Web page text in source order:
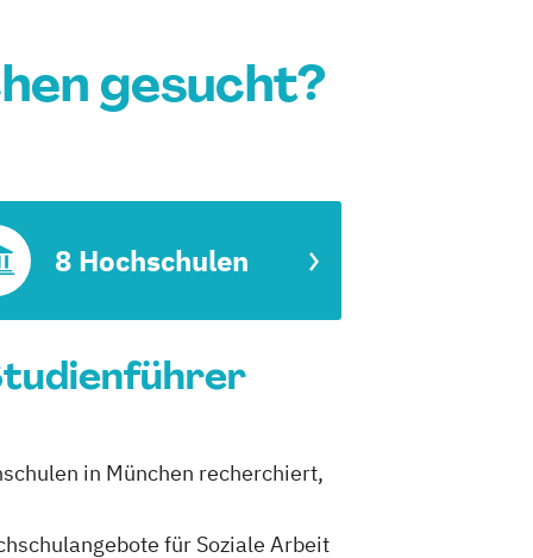
gesucht?
8 Hochschulen
in München recherchiert,
für Soziale Arbeit